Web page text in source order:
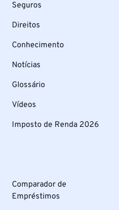
Seguros
Direitos
Conhecimento
Notícias
Glossário
Vídeos
Imposto de Renda 2026
Comparador de
Empréstimos